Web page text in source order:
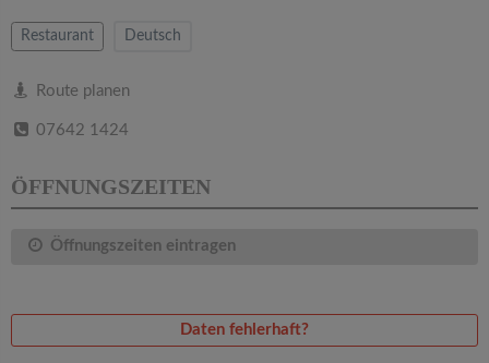
Restaurant Deutsch
Route planen
07642 1424
ÖFFNUNGSZEITEN
Öffnungszeiten eintragen
Daten fehlerhaft?
o